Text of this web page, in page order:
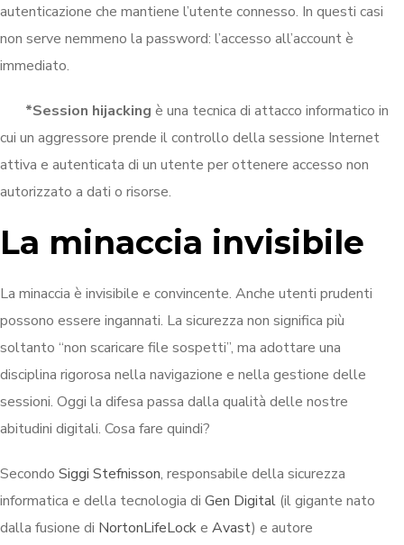
autenticazione che mantiene l’utente connesso. In questi casi
non serve nemmeno la password: l’accesso all’account è
immediato.
*Session hijacking è una tecnica di attacco informatico in
cui un aggressore prende il controllo della sessione Internet
attiva e autenticata di un utente per ottenere accesso non
autorizzato a dati o risorse.
La minaccia invisibile
La minaccia è invisibile e convincente. Anche utenti prudenti
possono essere ingannati. La sicurezza non significa più
soltanto “non scaricare file sospetti”, ma adottare una
disciplina rigorosa nella navigazione e nella gestione delle
sessioni. Oggi la difesa passa dalla qualità delle nostre
abitudini digitali. Cosa fare quindi?
Secondo Siggi Stefnisson, responsabile della sicurezza
informatica e della tecnologia di Gen Digital (il gigante nato
dalla fusione di NortonLifeLocke Avast) e autore